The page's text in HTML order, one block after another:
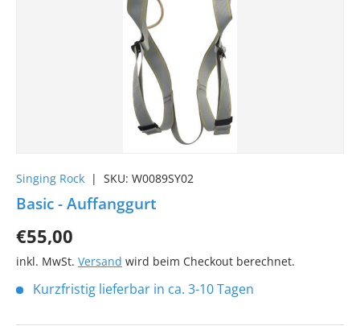
Singing Rock | SKU: W0089SY02
Basic - Auffanggurt
€55,00
inkl. MwSt. Versand wird beim Checkout berechnet.
Kurzfristig lieferbar in ca. 3-10 Tagen